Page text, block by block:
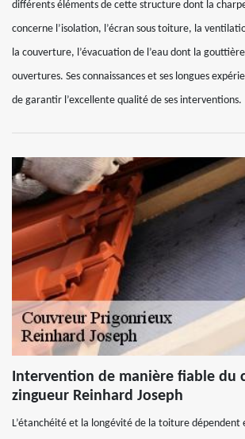
différents éléments de cette structure dont la
concerne l’isolation, l’écran sous toiture, la
la couverture, l’évacuation de l’eau dont la
ouvertures. Ses connaissances et ses longues
de garantir l’excellente qualité de ses interventions.
Intervention de manière fiable du
zingueur Reinhard Joseph
L’étanchéité et la longévité de la toiture dépendent